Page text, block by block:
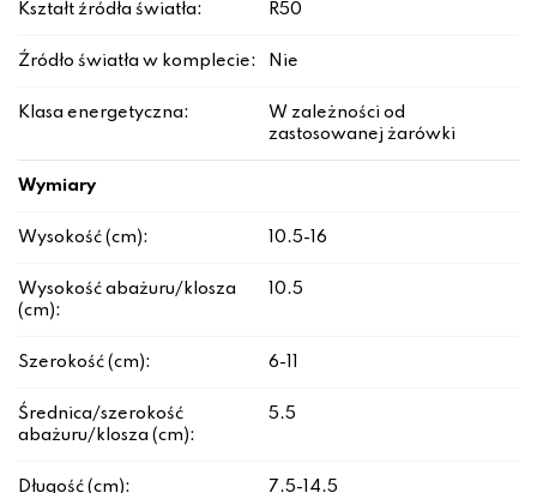
Kształt źródła światła: R50
Źródło światła w komplecie: Nie
Klasa energetyczna:
W zależności od
zastosowanej żarówki
Wymiary
Wysokość (cm): 10.5-16
Wysokość abażuru/klosza
(cm):
10.5
Szerokość (cm): 6-11
Średnica/szerokość
abażuru/klosza (cm):
5.5
Długość (cm): 7.5-14.5